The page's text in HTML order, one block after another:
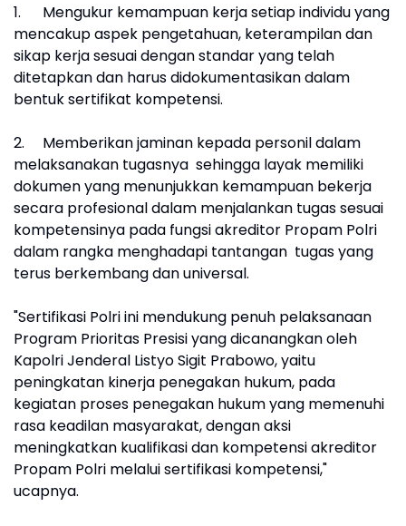
1.
Mengukur kemampuan kerja setiap individu yang
mencakup aspek pengetahuan, keterampilan dan
sikap kerja sesuai dengan standar yang telah
ditetapkan dan harus didokumentasikan dalam
bentuk sertifikat kompetensi.
2.
Memberikan jaminan kepada personil dalam
melaksanakan tugasnya sehingga layak memiliki
dokumen yang menunjukkan kemampuan bekerja
secara profesional dalam menjalankan tugas sesuai
kompetensinya pada fungsi akreditor Propam Polri
dalam rangka menghadapi tantangan tugas yang
terus berkembang dan universal.
"Sertifikasi Polri ini mendukung penuh pelaksanaan
Program Prioritas Presisi yang dicanangkan oleh
Kapolri Jenderal Listyo Sigit Prabowo, yaitu
peningkatan kinerja penegakan hukum, pada
kegiatan proses penegakan hukum yang memenuhi
rasa keadilan masyarakat, dengan aksi
meningkatkan kualifikasi dan kompetensi akreditor
Propam Polri melalui sertifikasi kompetensi,"
ucapnya.